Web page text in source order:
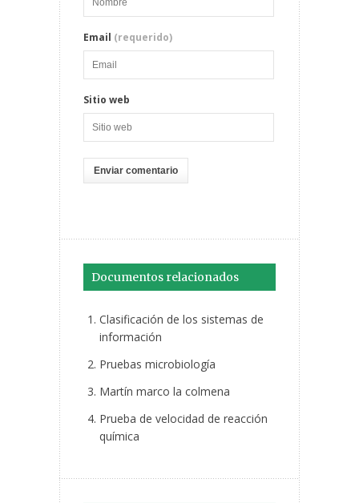
Email (requerido)
Sitio web
Documentos relacionados
Clasificación de los sistemas de
información
Pruebas microbiología
Martín marco la colmena
Prueba de velocidad de reacción
química